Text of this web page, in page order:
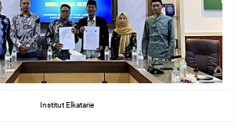
Institut Elkatarie